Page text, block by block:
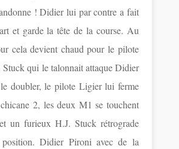
! Didier lui par contre a fait
et garde la tête de la course. Au
cela devient chaud pour le pilote
Stuck qui le talonnait attaque Didier
le doubler, le pilote Ligier lui ferme
2, les deux M1 se touchent
un furieux H.J. Stuck rétrograde
Didier Pironi avec de la